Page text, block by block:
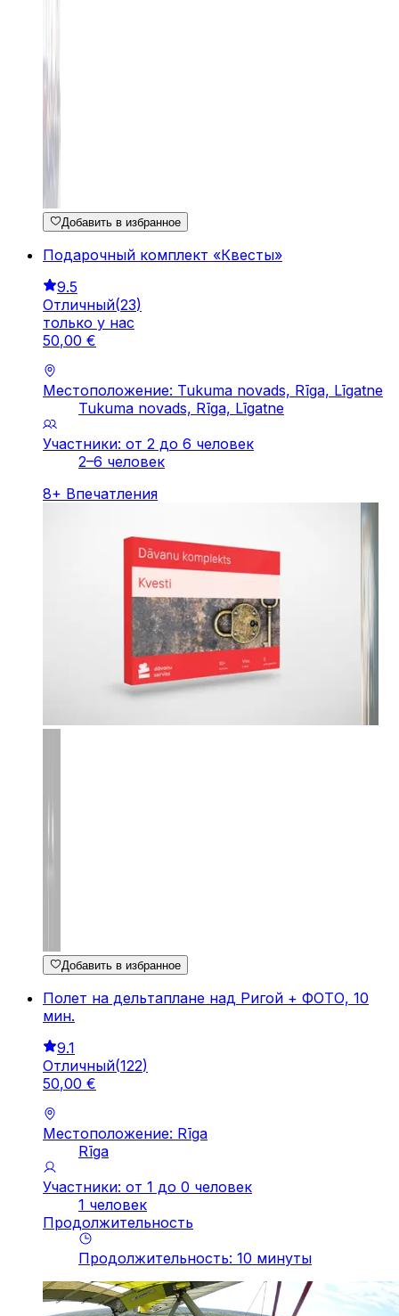
Добавить в избранное
Подарочный комплект «Квесты»
9.5
Отличный(23)
только у нас
50,00 €
Местоположение: Tukuma novads, Rīga, Līgatne
Tukuma novads, Rīga, Līgatne
Участники: от 2 до 6 человек
2–6 человек
8+ Впечатления
Добавить в избранное
Полет на дельтаплане над Ригой + ФОТО, 10
мин.
9.1
Отличный(122)
50,00 €
Местоположение: Rīga
Rīga
Участники: от 1 до 0 человек
1 человек
Продолжительность
Продолжительность: 10 минуты